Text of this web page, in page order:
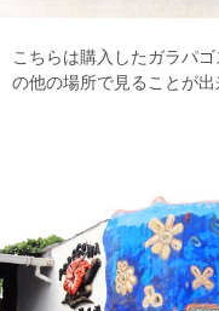
こちらは購入したガラパ
の他の場所で見ることが出